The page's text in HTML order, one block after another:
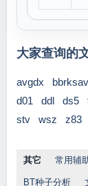
大家查询的
avgdx
d01
ddl ds5
stv
wsz z83
其它 常用辅
BT种子分析